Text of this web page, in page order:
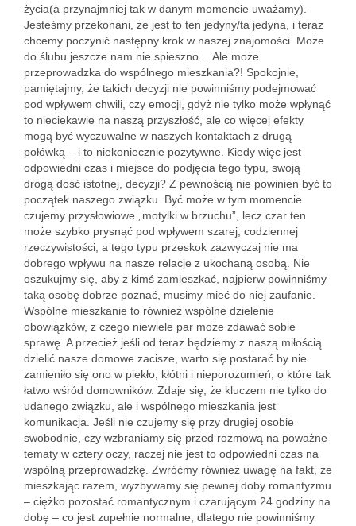
życia(a przynajmniej tak w danym momencie uważamy).
Jesteśmy przekonani, że jest to ten jedyny/ta jedyna, i teraz
chcemy poczynić następny krok w naszej znajomości. Może
do ślubu jeszcze nam nie spieszno… Ale może
przeprowadzka do wspólnego mieszkania?! Spokojnie,
pamiętajmy, że takich decyzji nie powinniśmy podejmować
pod wpływem chwili, czy emocji, gdyż nie tylko może wpłynąć
to nieciekawie na naszą przyszłość, ale co więcej efekty
mogą być wyczuwalne w naszych kontaktach z drugą
połówką – i to niekoniecznie pozytywne. Kiedy więc jest
odpowiedni czas i miejsce do podjęcia tego typu, swoją
drogą dość istotnej, decyzji? Z pewnością nie powinien być to
początek naszego związku. Być może w tym momencie
czujemy przysłowiowe „motylki w brzuchu”, lecz czar ten
może szybko prysnąć pod wpływem szarej, codziennej
rzeczywistości, a tego typu przeskok zazwyczaj nie ma
dobrego wpływu na nasze relacje z ukochaną osobą. Nie
oszukujmy się, aby z kimś zamieszkać, najpierw powinniśmy
taką osobę dobrze poznać, musimy mieć do niej zaufanie.
Wspólne mieszkanie to również wspólne dzielenie
obowiązków, z czego niewiele par może zdawać sobie
sprawę. A przecież jeśli od teraz będziemy z naszą miłością
dzielić nasze domowe zacisze, warto się postarać by nie
zamieniło się ono w piekło, kłótni i nieporozumień, o które tak
łatwo wśród domowników. Zdaje się, że kluczem nie tylko do
udanego związku, ale i wspólnego mieszkania jest
komunikacja. Jeśli nie czujemy się przy drugiej osobie
swobodnie, czy wzbraniamy się przed rozmową na poważne
tematy w cztery oczy, raczej nie jest to odpowiedni czas na
wspólną przeprowadzkę. Zwróćmy również uwagę na fakt, że
mieszkając razem, wyzbywamy się pewnej doby romantyzmu
– ciężko pozostać romantycznym i czarującym 24 godziny na
dobę – co jest zupełnie normalne, dlatego nie powinniśmy